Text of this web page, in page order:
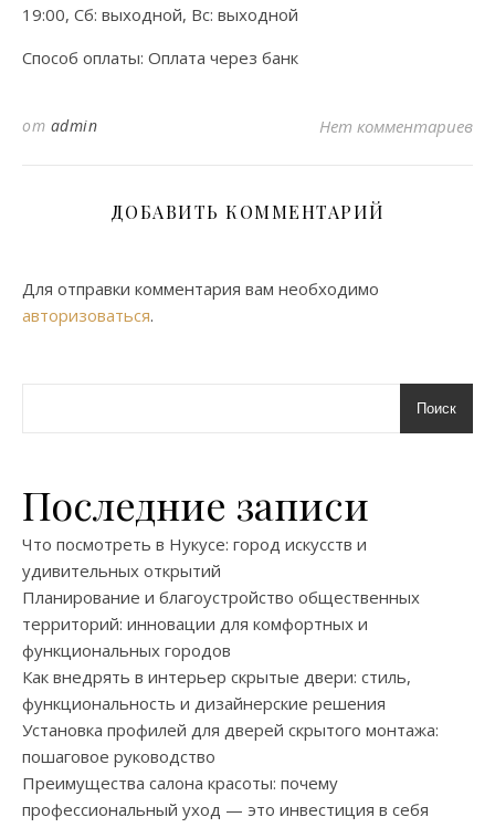
19:00, Сб: выходной, Вс: выходной
Способ оплаты: Оплата через банк
от admin Нет комментариев
ДОБАВИТЬ КОММЕНТАРИЙ
Для отправки комментария вам необходимо
авторизоваться.
Поиск
Последние записи
Что посмотреть в Нукусе: город искусств и
удивительных открытий
Планирование и благоустройство общественных
территорий: инновации для комфортных и
функциональных городов
Как внедрять в интерьер скрытые двери: стиль,
функциональность и дизайнерские решения
Установка профилей для дверей скрытого монтажа:
пошаговое руководство
Преимущества салона красоты: почему
профессиональный уход — это инвестиция в себя